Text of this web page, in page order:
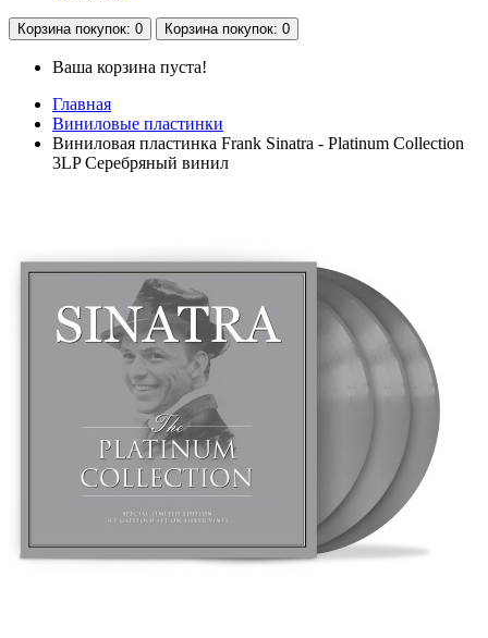
Корзина покупок: 0 Корзина покупок: 0
Ваша корзина пуста!
Главная
Виниловые пластинки
Виниловая пластинка Frank Sinatra - Platinum Collection
3LP Серебряный винил